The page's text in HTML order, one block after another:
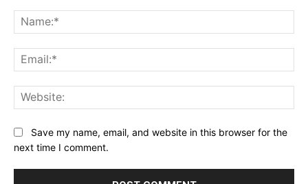
Save my name, email, and website in this browser for the
next time I comment.